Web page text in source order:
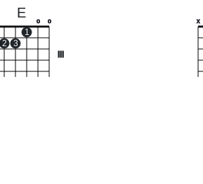
E
2 3
1
o o x